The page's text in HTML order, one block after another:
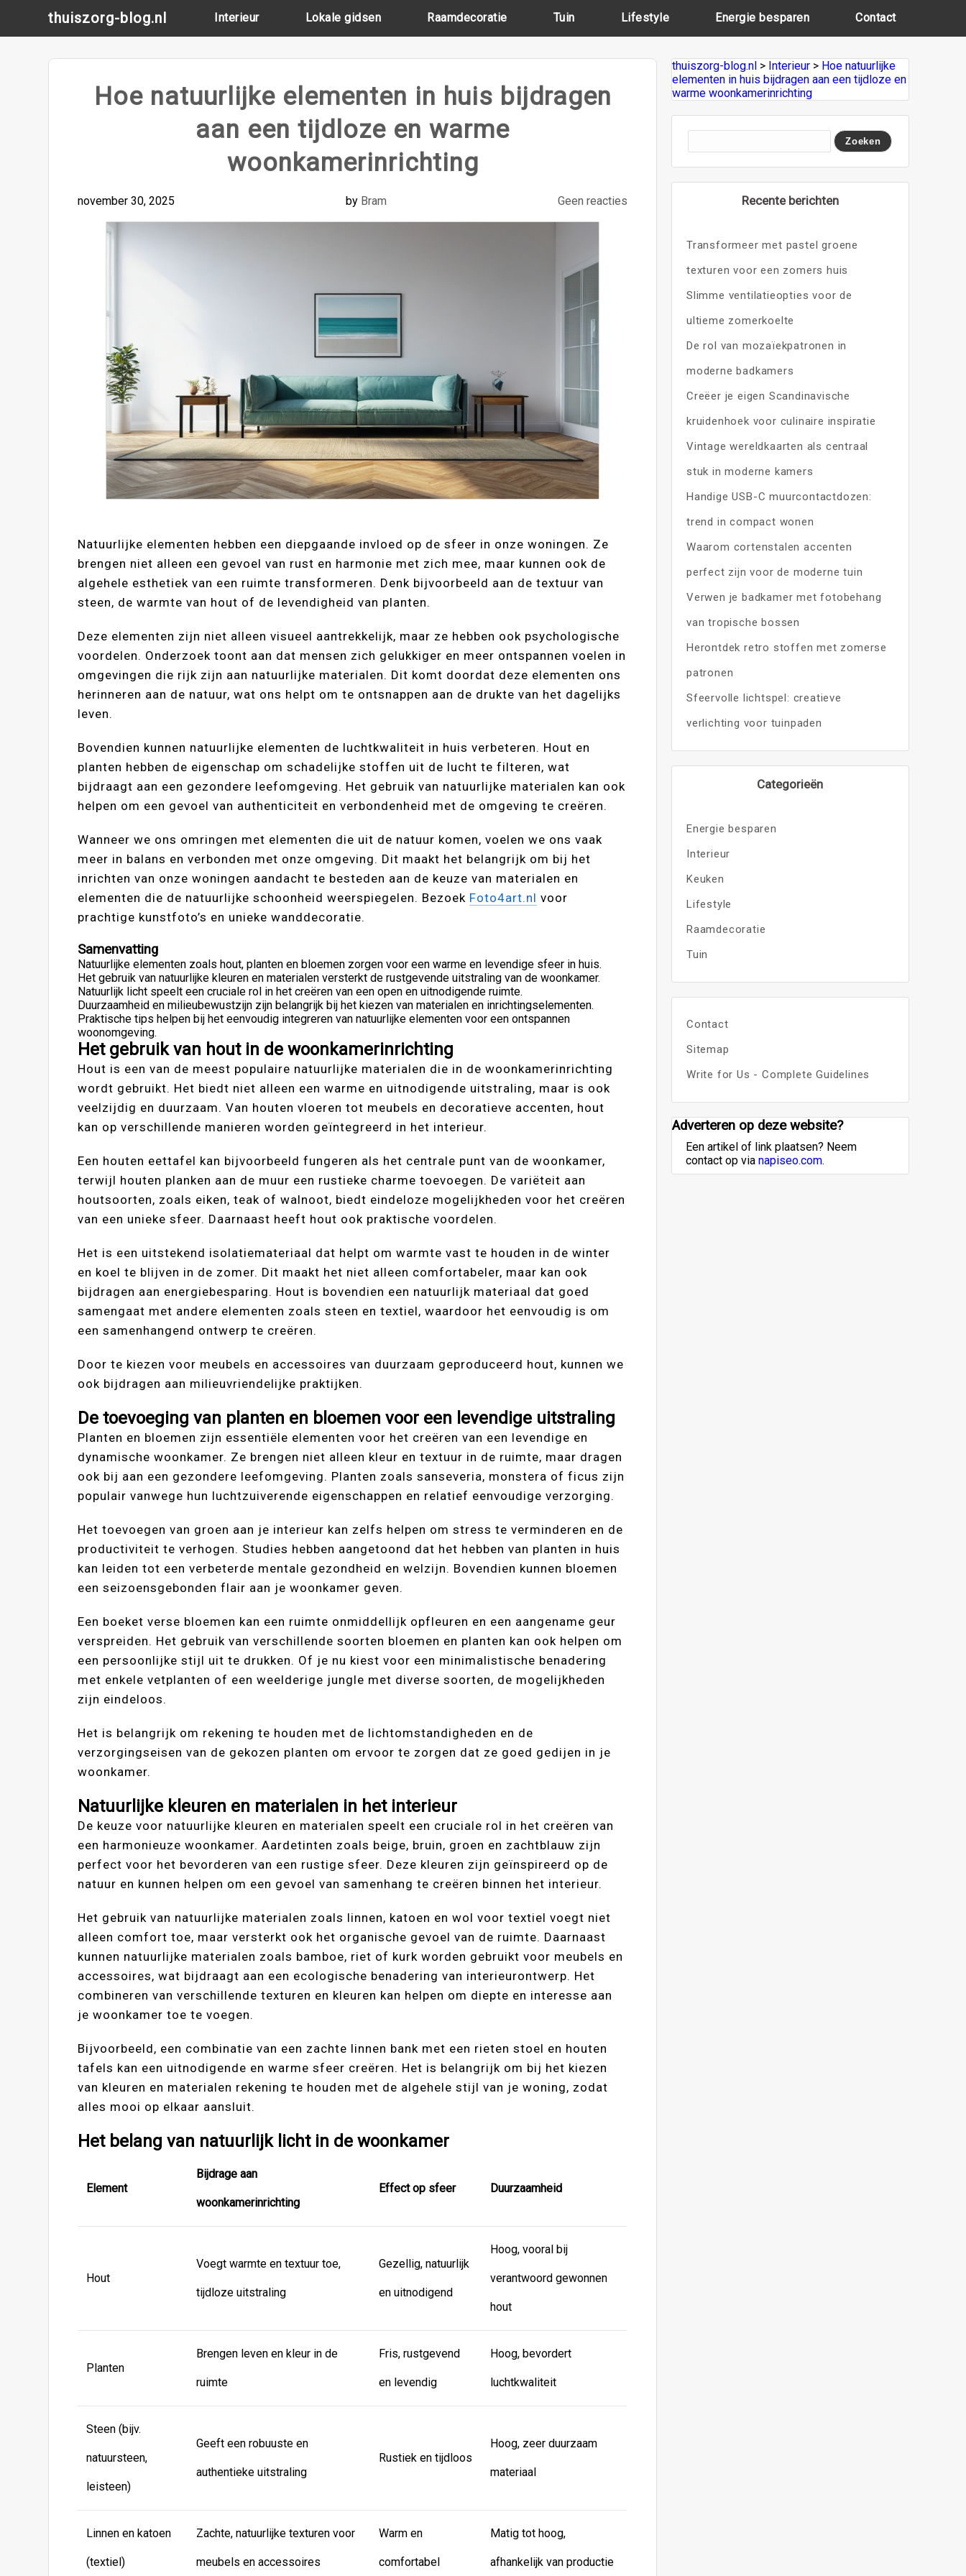
content
thuiszorg-blog.nl Interieur Lokale gidsen Raamdecoratie Tuin Lifestyle Energie besparen Contact
Hoe natuurlijke elementen in huis bijdragen
aan een tijdloze en warme
woonkamerinrichting
november 30, 2025 by Bram Geen reacties
Natuurlijke elementen hebben een diepgaande invloed op de sfeer in onze woningen. Ze
brengen niet alleen een gevoel van rust en harmonie met zich mee, maar kunnen ook de
algehele esthetiek van een ruimte transformeren. Denk bijvoorbeeld aan de textuur van
steen, de warmte van hout of de levendigheid van planten.
Deze elementen zijn niet alleen visueel aantrekkelijk, maar ze hebben ook psychologische
voordelen. Onderzoek toont aan dat mensen zich gelukkiger en meer ontspannen voelen in
omgevingen die rijk zijn aan natuurlijke materialen. Dit komt doordat deze elementen ons
herinneren aan de natuur, wat ons helpt om te ontsnappen aan de drukte van het dagelijks
leven.
Bovendien kunnen natuurlijke elementen de luchtkwaliteit in huis verbeteren. Hout en
planten hebben de eigenschap om schadelijke stoffen uit de lucht te filteren, wat
bijdraagt aan een gezondere leefomgeving. Het gebruik van natuurlijke materialen kan ook
helpen om een gevoel van authenticiteit en verbondenheid met de omgeving te creëren.
Wanneer we ons omringen met elementen die uit de natuur komen, voelen we ons vaak
meer in balans en verbonden met onze omgeving. Dit maakt het belangrijk om bij het
inrichten van onze woningen aandacht te besteden aan de keuze van materialen en
elementen die de natuurlijke schoonheid weerspiegelen. Bezoek Foto4art.nl voor
prachtige kunstfoto’s en unieke wanddecoratie.
Samenvatting
Natuurlijke elementen zoals hout, planten en bloemen zorgen voor een warme en levendige sfeer in huis.
Het gebruik van natuurlijke kleuren en materialen versterkt de rustgevende uitstraling van de woonkamer.
Natuurlijk licht speelt een cruciale rol in het creëren van een open en uitnodigende ruimte.
Duurzaamheid en milieubewustzijn zijn belangrijk bij het kiezen van materialen en inrichtingselementen.
Praktische tips helpen bij het eenvoudig integreren van natuurlijke elementen voor een ontspannen
woonomgeving.
Het gebruik van hout in de woonkamerinrichting
Hout is een van de meest populaire natuurlijke materialen die in de woonkamerinrichting
wordt gebruikt. Het biedt niet alleen een warme en uitnodigende uitstraling, maar is ook
veelzijdig en duurzaam. Van houten vloeren tot meubels en decoratieve accenten, hout
kan op verschillende manieren worden geïntegreerd in het interieur.
Een houten eettafel kan bijvoorbeeld fungeren als het centrale punt van de woonkamer,
terwijl houten planken aan de muur een rustieke charme toevoegen. De variëteit aan
houtsoorten, zoals eiken, teak of walnoot, biedt eindeloze mogelijkheden voor het creëren
van een unieke sfeer. Daarnaast heeft hout ook praktische voordelen.
Het is een uitstekend isolatiemateriaal dat helpt om warmte vast te houden in de winter
en koel te blijven in de zomer. Dit maakt het niet alleen comfortabeler, maar kan ook
bijdragen aan energiebesparing. Hout is bovendien een natuurlijk materiaal dat goed
samengaat met andere elementen zoals steen en textiel, waardoor het eenvoudig is om
een samenhangend ontwerp te creëren.
Door te kiezen voor meubels en accessoires van duurzaam geproduceerd hout, kunnen we
ook bijdragen aan milieuvriendelijke praktijken.
De toevoeging van planten en bloemen voor een levendige uitstraling
Planten en bloemen zijn essentiële elementen voor het creëren van een levendige en
dynamische woonkamer. Ze brengen niet alleen kleur en textuur in de ruimte, maar dragen
ook bij aan een gezondere leefomgeving. Planten zoals sanseveria, monstera of ficus zijn
populair vanwege hun luchtzuiverende eigenschappen en relatief eenvoudige verzorging.
Het toevoegen van groen aan je interieur kan zelfs helpen om stress te verminderen en de
productiviteit te verhogen. Studies hebben aangetoond dat het hebben van planten in huis
kan leiden tot een verbeterde mentale gezondheid en welzijn. Bovendien kunnen bloemen
een seizoensgebonden flair aan je woonkamer geven.
Een boeket verse bloemen kan een ruimte onmiddellijk opfleuren en een aangename geur
verspreiden. Het gebruik van verschillende soorten bloemen en planten kan ook helpen om
een persoonlijke stijl uit te drukken. Of je nu kiest voor een minimalistische benadering
met enkele vetplanten of een weelderige jungle met diverse soorten, de mogelijkheden
zijn eindeloos.
Het is belangrijk om rekening te houden met de lichtomstandigheden en de
verzorgingseisen van de gekozen planten om ervoor te zorgen dat ze goed gedijen in je
woonkamer.
Natuurlijke kleuren en materialen in het interieur
De keuze voor natuurlijke kleuren en materialen speelt een cruciale rol in het creëren van
een harmonieuze woonkamer. Aardetinten zoals beige, bruin, groen en zachtblauw zijn
perfect voor het bevorderen van een rustige sfeer. Deze kleuren zijn geïnspireerd op de
natuur en kunnen helpen om een gevoel van samenhang te creëren binnen het interieur.
Het gebruik van natuurlijke materialen zoals linnen, katoen en wol voor textiel voegt niet
alleen comfort toe, maar versterkt ook het organische gevoel van de ruimte. Daarnaast
kunnen natuurlijke materialen zoals bamboe, riet of kurk worden gebruikt voor meubels en
accessoires, wat bijdraagt aan een ecologische benadering van interieurontwerp. Het
combineren van verschillende texturen en kleuren kan helpen om diepte en interesse aan
je woonkamer toe te voegen.
Bijvoorbeeld, een combinatie van een zachte linnen bank met een rieten stoel en houten
tafels kan een uitnodigende en warme sfeer creëren. Het is belangrijk om bij het kiezen
van kleuren en materialen rekening te houden met de algehele stijl van je woning, zodat
alles mooi op elkaar aansluit.
Het belang van natuurlijk licht in de woonkamer
Element
Bijdrage aan
woonkamerinrichting
Effect op sfeer Duurzaamheid
Hout
Voegt warmte en textuur toe,
tijdloze uitstraling
Gezellig, natuurlijk
en uitnodigend
Hoog, vooral bij
verantwoord gewonnen
hout
Planten
Brengen leven en kleur in de
ruimte
Fris, rustgevend
en levendig
Hoog, bevordert
luchtkwaliteit
Steen (bijv.
natuursteen,
leisteen)
Geeft een robuuste en
authentieke uitstraling
Rustiek en tijdloos
Hoog, zeer duurzaam
materiaal
Linnen en katoen
(textiel)
Zachte, natuurlijke texturen voor
meubels en accessoires
Warm en
comfortabel
Matig tot hoog,
afhankelijk van productie
thuiszorg-blog.nl> Interieur> Hoe natuurlijke
elementen in huis bijdragen aan een tijdloze en
warme woonkamerinrichting
Recente berichten
Transformeer met pastel groene
texturen voor een zomers huis
Slimme ventilatieopties voor de
ultieme zomerkoelte
De rol van mozaïekpatronen in
moderne badkamers
Creëer je eigen Scandinavische
kruidenhoek voor culinaire inspiratie
Vintage wereldkaarten als centraal
stuk in moderne kamers
Handige USB-C muurcontactdozen:
trend in compact wonen
Waarom cortenstalen accenten
perfect zijn voor de moderne tuin
Verwen je badkamer met fotobehang
van tropische bossen
Herontdek retro stoffen met zomerse
patronen
Sfeervolle lichtspel: creatieve
verlichting voor tuinpaden
Categorieën
Energie besparen
Interieur
Keuken
Lifestyle
Raamdecoratie
Tuin
Contact
Sitemap
Write for Us - Complete Guidelines
Adverteren op deze website?
Een artikel of link plaatsen? Neem
contact op via napiseo.com.